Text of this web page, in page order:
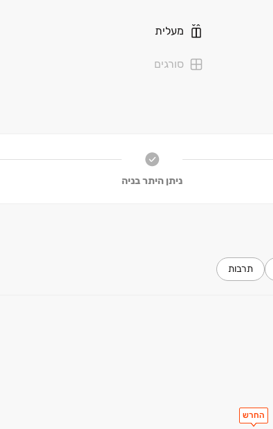
מעלית
סורגים
ניתן היתר בניה
תרבות
החרש